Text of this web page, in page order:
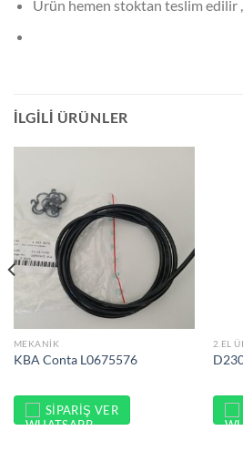
Ürün hemen stoktan teslim edilir ,
İLGILI ÜRÜNLER
MEKANIK
KBA Conta L0675576
SIPARIŞ VER
2.EL